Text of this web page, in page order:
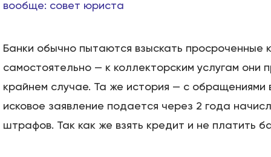
вообще: совет юриста
Банки обычно пытаются взыскать просроченные
самостоятельно — к коллекторским услугам они
крайнем случае. Та же история — с обращениями
исковое заявление подается через 2 года
штрафов. Так как же взять кредит и не платить